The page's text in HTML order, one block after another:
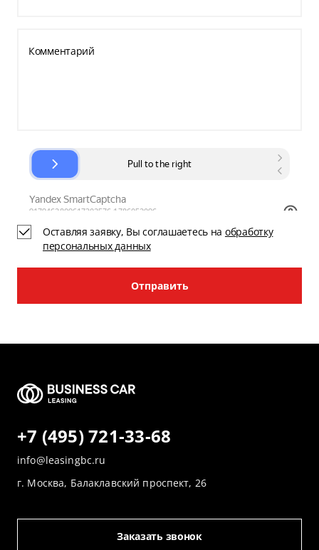
Комментарий
Отправить
Оставляя заявку, Вы соглашаетесь на обработку
персональных данных
+7 (495) 721-33-68
info@leasingbc.ru
г. Москва, Балаклавский проспект, 26
Заказать звонок